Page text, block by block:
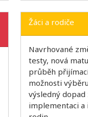
Žáci a rodiče
Navrhované
testy, nová
průběh
možnosti
výsledný dopad
implementaci